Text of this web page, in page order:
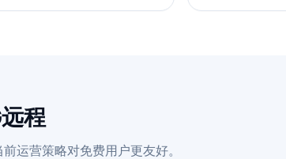
程
运营策略对免费用户更友好。